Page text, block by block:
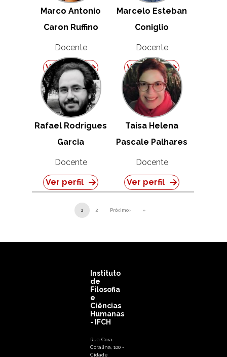
Marco Antonio
Caron Ruffino
Docente
Ver perfil
Marcelo Esteban
Coniglio
Docente
Ver perfil
Rafael Rodrigues
Garcia
Docente
Ver perfil
Taisa Helena
Pascale Palhares
Docente
Ver perfil
Paginação
1 2 Próximo›
Próxima página
»
Instituto
de
Filosofia
e
Ciências
Humanas
- IFCH
Rua Cora
Coralina, 100 -
Cidade